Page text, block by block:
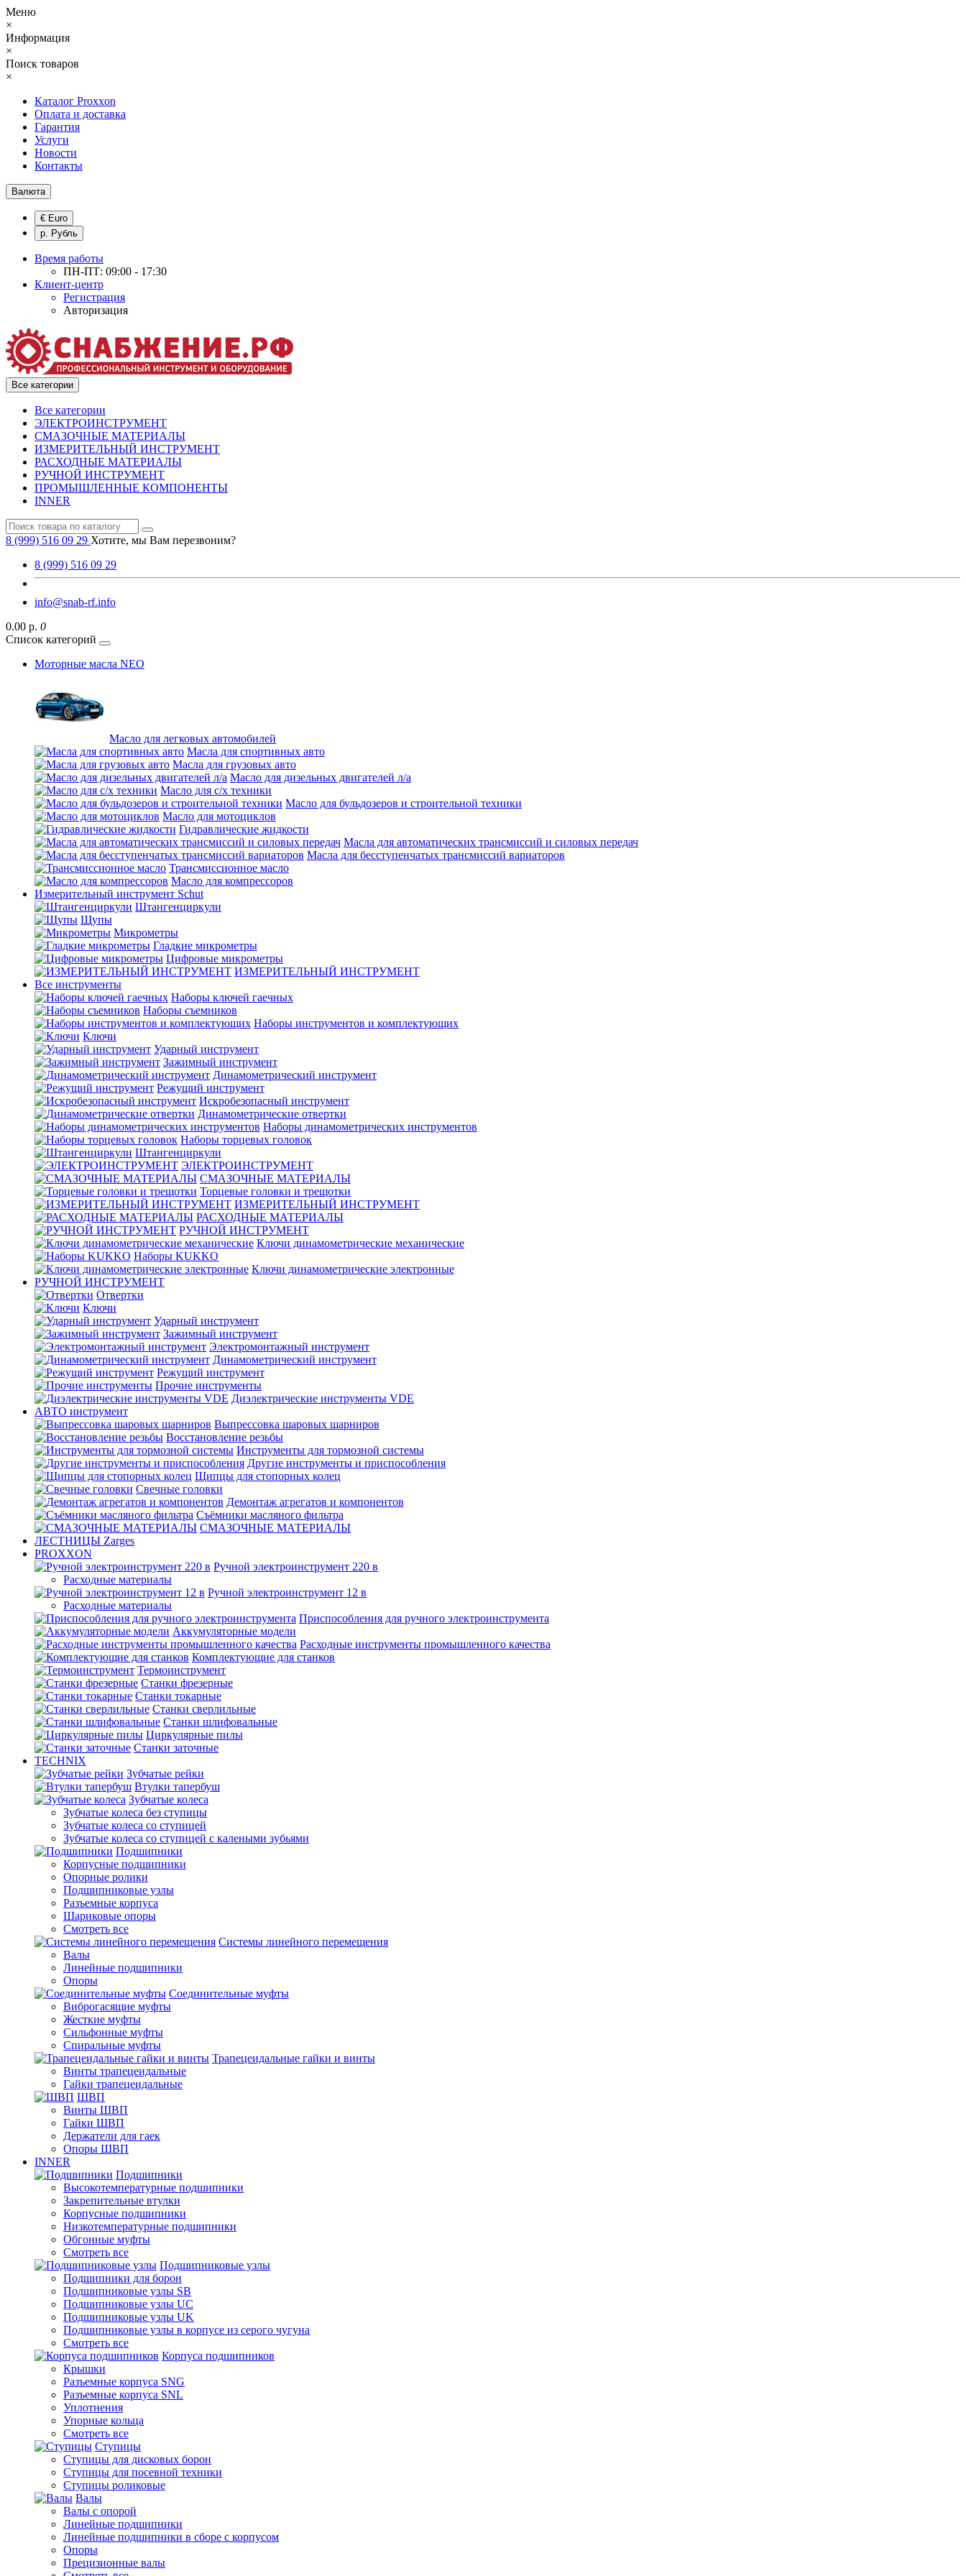
Меню
×
Информация
×
Поиск товаров
×
Каталог Proxxon
Оплата и доставка
Гарантия
Услуги
Новости
Контакты
Валюта
€ Euro
р. Рубль
Время работы
ПН-ПТ: 09:00 - 17:30
Клиент-центр
Регистрация
Авторизация
Все категории
Все категории
ЭЛЕКТРОИНСТРУМЕНТ
СМАЗОЧНЫЕ МАТЕРИАЛЫ
ИЗМЕРИТЕЛЬНЫЙ ИНСТРУМЕНТ
РАСХОДНЫЕ МАТЕРИАЛЫ
РУЧНОЙ ИНСТРУМЕНТ
ПРОМЫШЛЕННЫЕ КОМПОНЕНТЫ
INNER
8 (999) 516 09 29 Хотите, мы Вам перезвоним?
8 (999) 516 09 29
info@snab-rf.info
0.00 р. 0
Список категорий
Моторные масла NEO
Масло для легковых автомобилей
Масла для спортивных авто
Масла для грузовых авто
Масло для дизельных двигателей л/а
Масло для с/х техники
Масло для бульдозеров и строительной техники
Масло для мотоциклов
Гидравлические жидкости
Масла для автоматических трансмиссий и силовых передач
Масла для бесступенчатых трансмиссий вариаторов
Трансмиссионное масло
Масло для компрессоров
Измерительный инструмент Schut
Штангенциркули
Щупы
Микрометры
Гладкие микрометры
Цифровые микрометры
ИЗМЕРИТЕЛЬНЫЙ ИНСТРУМЕНТ
Все инструменты
Наборы ключей гаечных
Наборы съемников
Наборы инструментов и комплектующих
Ключи
Ударный инструмент
Зажимный инструмент
Динамометрический инструмент
Режущий инструмент
Искробезопасный инструмент
Динамометрические отвертки
Наборы динамометрических инструментов
Наборы торцевых головок
Штангенциркули
ЭЛЕКТРОИНСТРУМЕНТ
СМАЗОЧНЫЕ МАТЕРИАЛЫ
Торцевые головки и трещотки
ИЗМЕРИТЕЛЬНЫЙ ИНСТРУМЕНТ
РАСХОДНЫЕ МАТЕРИАЛЫ
РУЧНОЙ ИНСТРУМЕНТ
Ключи динамометрические механические
Наборы KUKKO
Ключи динамометрические электронные
РУЧНОЙ ИНСТРУМЕНТ
Отвертки
Ключи
Ударный инструмент
Зажимный инструмент
Электромонтажный инструмент
Динамометрический инструмент
Режущий инструмент
Прочие инструменты
Диэлектрические инструменты VDE
АВТО инструмент
Выпрессовка шаровых шарниров
Восстановление резьбы
Инструменты для тормозной системы
Другие инструменты и приспособления
Щипцы для стопорных колец
Свечные головки
Демонтаж агрегатов и компонентов
Съёмники масляного фильтра
СМАЗОЧНЫЕ МАТЕРИАЛЫ
ЛЕСТНИЦЫ Zarges
PROXXON
Ручной электроинструмент 220 в
Расходные материалы
Ручной электроинструмент 12 в
Расходные материалы
Приспособления для ручного электроинструмента
Аккумуляторные модели
Расходные инструменты промышленного качества
Комплектующие для станков
Термоинструмент
Станки фрезерные
Станки токарные
Станки сверлильные
Станки шлифовальные
Циркулярные пилы
Станки заточные
TECHNIX
Зубчатые рейки
Втулки тапербуш
Зубчатые колеса
Зубчатые колеса без ступицы
Зубчатые колеса со ступицей
Зубчатые колеса со ступицей с калеными зубьями
Подшипники
Корпусные подшипники
Опорные ролики
Подшипниковые узлы
Разъемные корпуса
Шариковые опоры
Смотреть все
Системы линейного перемещения
Валы
Линейные подшипники
Опоры
Соединительные муфты
Виброгасящие муфты
Жесткие муфты
Сильфонные муфты
Спиральные муфты
Трапецеидальные гайки и винты
Винты трапецеидальные
Гайки трапецеидальные
ШВП
Винты ШВП
Гайки ШВП
Держатели для гаек
Опоры ШВП
INNER
Подшипники
Высокотемпературные подшипники
Закрепительные втулки
Корпусные подшипники
Низкотемпературные подшипники
Обгонные муфты
Смотреть все
Подшипниковые узлы
Подшипники для борон
Подшипниковые узлы SB
Подшипниковые узлы UC
Подшипниковые узлы UK
Подшипниковые узлы в корпусе из серого чугуна
Смотреть все
Корпуса подшипников
Крышки
Разъемные корпуса SNG
Разъемные корпуса SNL
Уплотнения
Упорные кольца
Смотреть все
Ступицы
Ступицы для дисковых борон
Ступицы для посевной техники
Ступицы роликовые
Валы
Валы с опорой
Линейные подшипники
Линейные подшипники в сборе с корпусом
Опоры
Прецизионные валы